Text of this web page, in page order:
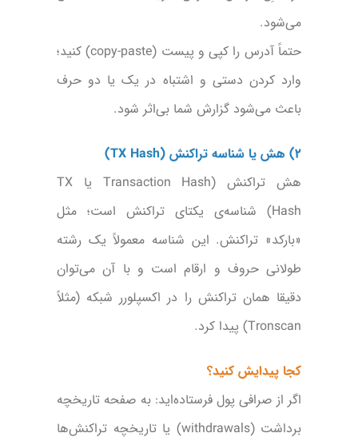
می‌شود.
حتماً آدرس را کپی و پیست (copy-paste) کنید؛
وارد کردن دستی و اشتباه در یک یا دو حرف
باعث می‌شود گزارش شما بی‌اثر شود.
۲) هش یا شناسه تراکنش (TX Hash)
هش تراکنش (Transaction Hash یا TX
Hash) شناسه‌ی یکتای تراکنش است؛ مثل
«بارکد» تراکنش. این شناسه معمولاً یک رشته
طولانی حروف و ارقام است و با آن می‌توان
دقیقا همان تراکنش را در اکسپلورر شبکه (مثلاً
Tronscan) پیدا کرد.
کجا پیدایش کنید؟
اگر از صرافی پول فرستاده‌اید: به صفحه تاریخچه
برداشت (withdrawals) یا تاریخچه تراکنش‌ها